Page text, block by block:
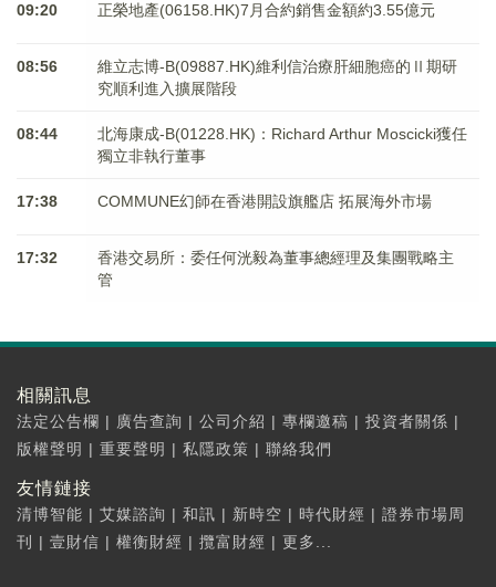
09:20 正榮地產(06158.HK)7月合約銷售金額約3.55億元
08:56
維立志博-B(09887.HK)維利信治療肝細胞癌的Ⅱ期研
究順利進入擴展階段
08:44
北海康成-B(01228.HK)：Richard Arthur Moscicki獲任
獨立非執行董事
17:38 COMMUNE幻師在香港開設旗艦店 拓展海外市場
17:32
香港交易所：委任何洸毅為董事總經理及集團戰略主
管
相關訊息
法定公告欄 | 廣告查詢 | 公司介紹 | 專欄邀稿 | 投資者關係 |
版權聲明 | 重要聲明 | 私隱政策 | 聯絡我們
友情鏈接
清博智能 | 艾媒諮詢 | 和訊 | 新時空 | 時代財經 | 證券市場周
刊
| 壹財信 | 權衡財經 | 攬富財經 | 更多...